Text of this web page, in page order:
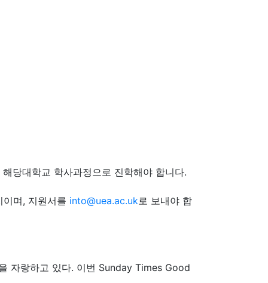
당대학교 학사과정으로 진학해야 합니다.
며, 지원서를 into@uea.ac.uk 로 보내야 합
자랑하고 있다. 이번 Sunday Times Good